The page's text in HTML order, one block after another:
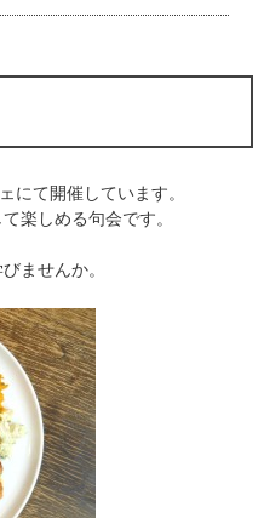
にて開催しています。
楽しめる句会です。
ませんか。